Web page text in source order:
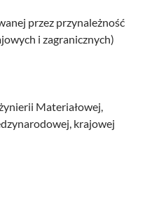
przez przynależność
i zagranicznych)
Materiałowej,
krajowej